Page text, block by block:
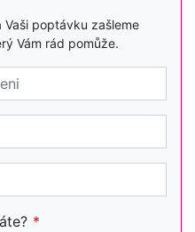
poptávku zašleme
Vám rád pomůže.